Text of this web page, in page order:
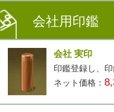
会社用印鑑
会社 実印
印鑑登録し、
ネット価格：